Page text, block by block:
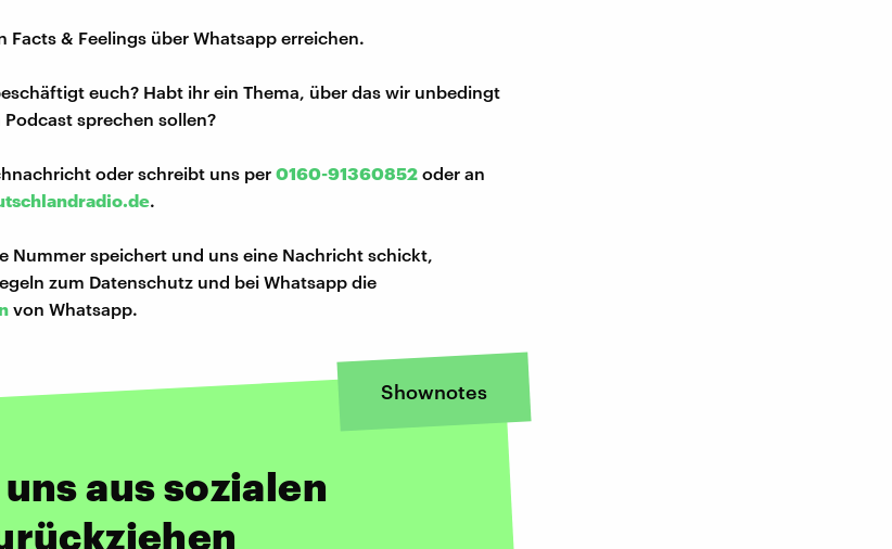
Facts & Feelings über Whatsapp erreichen.
euch? Habt ihr ein Thema, über das wir unbedingt
sprechen sollen?
oder schreibt uns per 0160-91360852 oder an
.
Nummer speichert und uns eine Nachricht schickt,
zum Datenschutz und bei Whatsapp die
von Whatsapp.
Shownotes
aus sozialen